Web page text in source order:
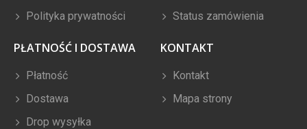
Polityka prywatności
Status zamówienia
PŁATNOŚĆ I DOSTAWA
Płatność
Dostawa
Drop wysyłka
KONTAKT
Kontakt
Mapa strony